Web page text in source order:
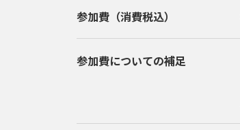
参加費（消費税込）
参加費についての補足